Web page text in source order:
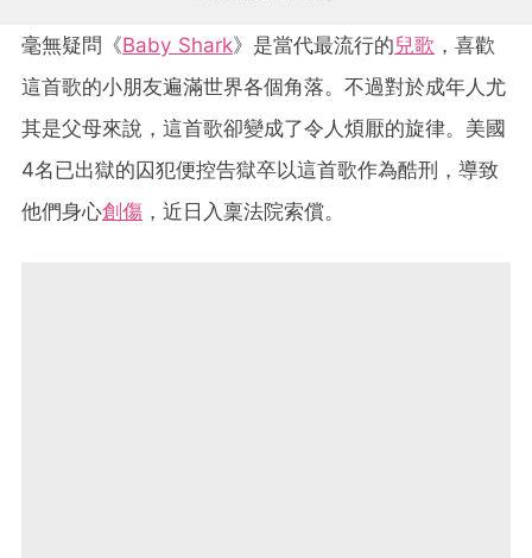
毫無疑問《Baby Shark》是當代最流行的兒歌 ，喜歡
這首歌的小朋友遍滿世界各個角落。不過對於成年人尤
其是父母來說，這首歌卻變成了令人煩厭的旋律。美國
4名已出獄的囚犯便控告獄卒以這首歌作為酷刑，導致
他們身心創傷 ，近日入稟法院索償。